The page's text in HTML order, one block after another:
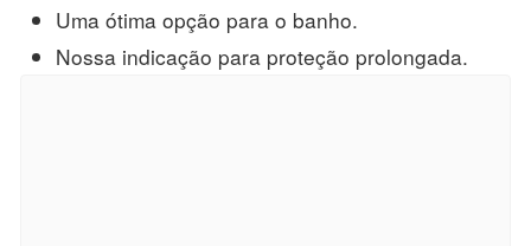
Uma ótima opção para o banho.
Nossa indicação para proteção prolongada.